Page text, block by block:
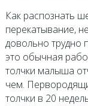
Как распознать
перекатывание,
довольно трудно
это обычная
толчки малыша
чем.
толчки в 20